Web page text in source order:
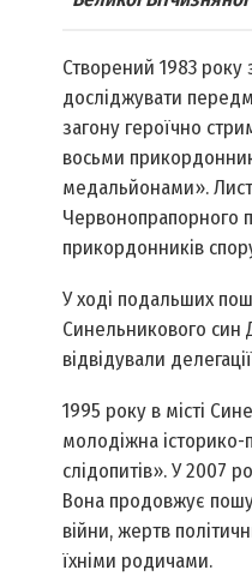
Створений 1983
досліджувати
загону героїчно
восьми
медальйонами».
Червонопрапорного
прикордонників
У ході подальших
Синельникового син
відвідували
1995 року в місті
молодіжна
слідопитів». У 2007
Вона продовжує
війни, жертв
їхніми родичами.